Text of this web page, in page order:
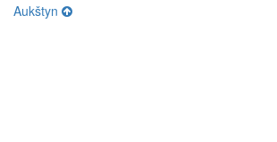
Aukštyn